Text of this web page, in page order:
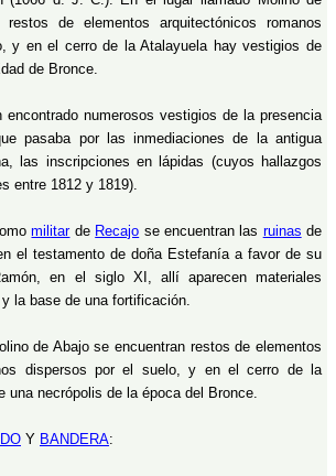
de elementos arquitectónicos romanos
y en el cerro de la Atalayuela hay vestigios de
de Bronce.
encontrado numerosos vestigios de la presencia
pasaba por las inmediaciones de la antigua
las inscripciones en lápidas (cuyos hallazgos
entre 1812 y 1819).
militarde Recajo se encuentran las ruinas de
el testamento de doña Estefanía a favor de su
en el siglo XI, allí aparecen materiales
la base de una fortificación.
de Abajo se encuentran restos de elementos
dispersos por el suelo, y en el cerro de la
una necrópolis de la época del Bronce.
Y BANDERA: